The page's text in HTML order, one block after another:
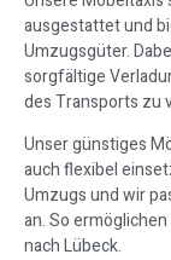
ausgestattet und
Umzugsgüter.
sorgfältige
des Transports zu
Unser günstiges
auch flexibel
Umzugs und wir
an. So
nach Lübeck.